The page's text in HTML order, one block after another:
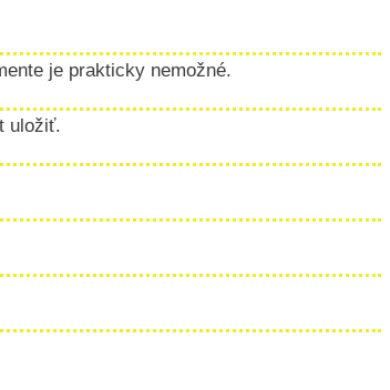
je prakticky nemožné.
uložiť.